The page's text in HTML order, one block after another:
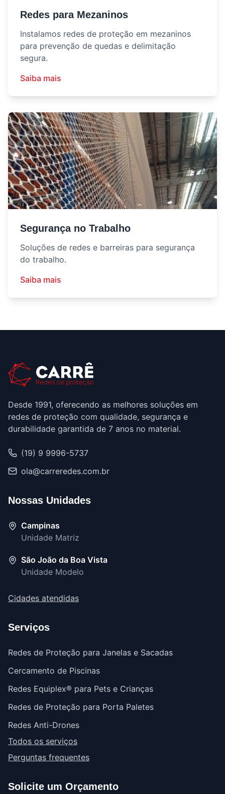
Redes para Mezaninos
Instalamos redes de proteção em mezaninos
para prevenção de quedas e delimitação
segura.
Saiba mais
Segurança no Trabalho
Soluções de redes e barreiras para segurança
do trabalho.
Saiba mais
Desde 1991, oferecendo as melhores soluções em
redes de proteção com qualidade, segurança e
durabilidade garantida de 7 anos no material.
(19) 9 9996-5737
ola@carreredes.com.br
Nossas Unidades
Campinas
Unidade Matriz
São João da Boa Vista
Unidade Modelo
Cidades atendidas
Serviços
Redes de Proteção para Janelas e Sacadas
Cercamento de Piscinas
Redes Equiplex® para Pets e Crianças
Redes de Proteção para Porta Paletes
Redes Anti-Drones
Todos os serviços
Perguntas frequentes
Solicite um Orçamento